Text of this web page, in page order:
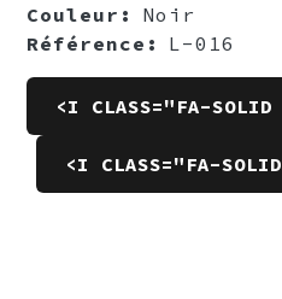
Couleur
Noir
Référence
L-016